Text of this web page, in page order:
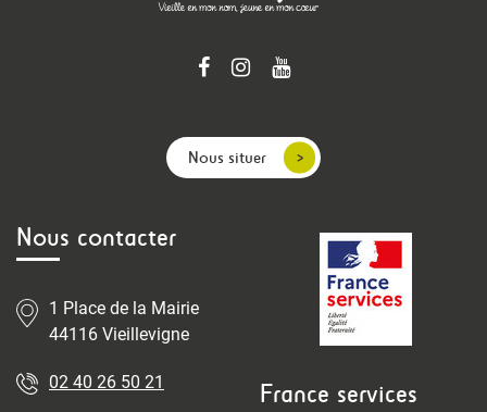
Nous situer
Nous contacter
1 Place de la Mairie
44116 Vieillevigne
02 40 26 50 21 France services